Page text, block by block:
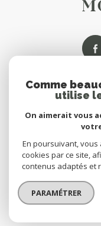
© 2026 | Tous
Politique de confidentialité -
Comme
utilise
On aimerait vous
En poursuivant,
cookies par ce site,
contenus adaptés et
PARAMÉTRER